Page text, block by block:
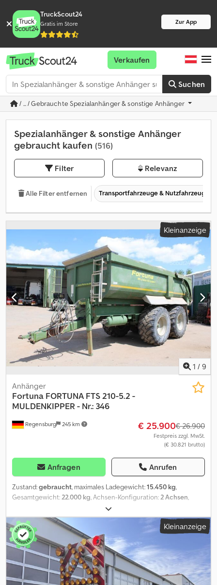
TruckScout24
Gratis im Store Zur App
Suchen
Verkaufen
/ ... / Gebrauchte Spezialanhänger & sonstige Anhänger
Spezialanhänger & sonstige Anhänger
gebraucht kaufen (516)
Filter Relevanz
Alle Filter entfernen Transportfahrzeuge & Nutzfahrzeuge
Kleinanzeige
1 / 9
Regensburg 245 km
Anhänger
Fortuna FORTUNA FTS 210-5.2 -
MULDENKIPPER - Nr.: 346
€ 25.900€ 26.900
Festpreis zzgl. MwSt.
(€ 30.821 brutto)
Anfragen Anrufen
Zustand:gebraucht, maximales Ladegewicht:15.450 kg,
Gesamtgewicht:22.000 kg, Achsen-Konfiguration:2 Achsen,
, Fahrzeug-Ident-Nr.: W09FTS222K0F15346
hydraulische Klappe Ladevolumen: 12,7 m³ DE HU 02.2027
Muldenhöhe: 1.100 mm Muldenboden: 6 mm Stahl Hardox 450
Djdpfx Amszgp D Aj Ejck Eigengewicht: 6.550 kg BPW Achsen
Trommelbremsen Blattfederung 40 km/h Zulassung K80
Bereifung: 650/55 R 26,5 Änderungen, Zwischenverkauf und
Irrtümer sind ausdrücklich vorbehalten. Die Beschreibung dient
der allgemeinen Identifizierung des Fahrzeuges und stellt keine
Kleinanzeige